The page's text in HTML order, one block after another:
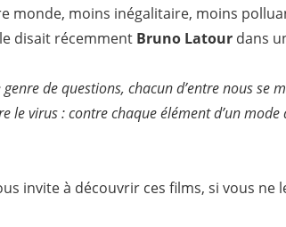
monde, moins inégalitaire, moins
disait récemment Bruno Latour dans
de questions, chacun d’entre nous se
le virus : contre chaque élément d’un
invite à découvrir ces films, si vous ne